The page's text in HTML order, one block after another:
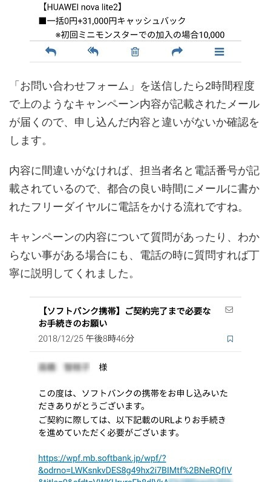
「お問い合わせフォーム」を送信したら2時間程度
で上のようなキャンペーン内容が記載されたメール
が届くので、申し込んだ内容と違いがないか確認を
します。
内容に間違いがなければ、担当者名と電話番号が記
載されているので、都合の良い時間にメールに書か
れたフリーダイヤルに電話をかける流れですね。
キャンペーンの内容について質問があったり、わか
らない事がある場合にも、電話の時に質問すれば丁
寧に説明してくれました。